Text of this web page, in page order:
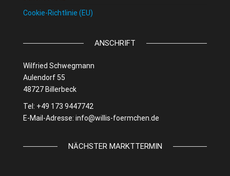
Cookie-Richtlinie (EU)
ANSCHRIFT
Wilfried Schwegmann
Aulendorf 55
48727 Billerbeck
Tel: +49 173 9447742
E-Mail-Adresse: info@willis-foermchen.de
NÄCHSTER MARKTTERMIN